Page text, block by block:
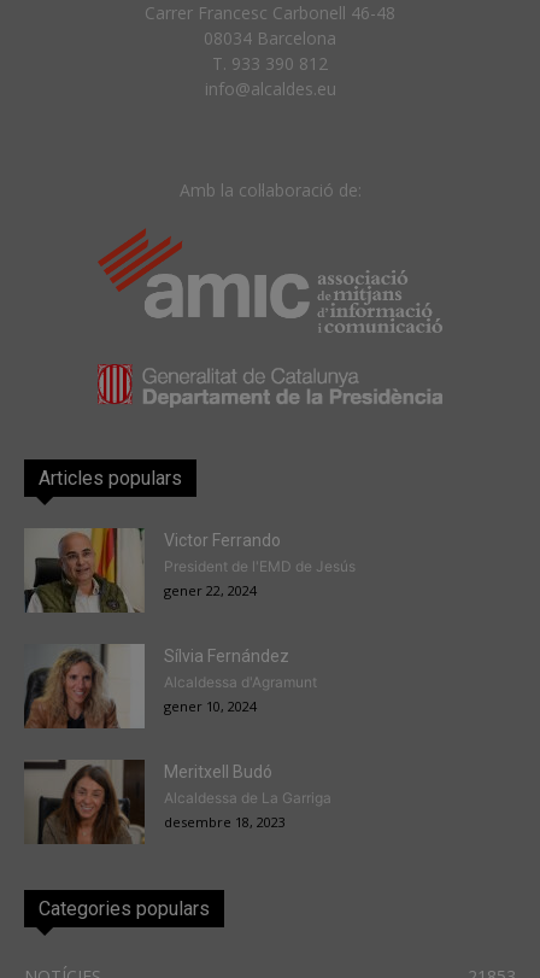
Carrer Francesc Carbonell 46-48
08034 Barcelona
T. 933 390 812
info@alcaldes.eu
Amb la col·laboració de:
Articles populars
Victor Ferrando
President de l'EMD de Jesús
gener 22, 2024
Sílvia Fernández
Alcaldessa d'Agramunt
gener 10, 2024
Meritxell Budó
Alcaldessa de La Garriga
desembre 18, 2023
Categories populars